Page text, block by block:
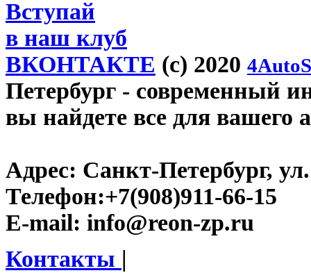
Вступай
в наш клуб
ВКОНТАКТЕ (c) 2020
Петербург - современный
вы найдете все для вашего
Адрес: Санкт-Петербург,
Телефон:+7(908)911-66-15
E-mail: info@reon-zp.ru
Контакты